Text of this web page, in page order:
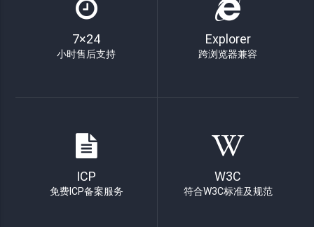
7×24
小时售后支持
Explorer
跨浏览器兼容
ICP
免费ICP备案服务
W3C
符合W3C标准及规范